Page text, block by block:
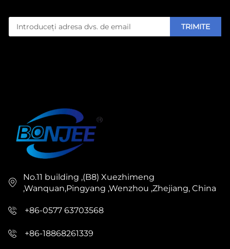
TRIMITE
No.11 building ,(B8) Xuezhimeng
,Wanquan,Pingyang ,Wenzhou ,Zhejiang, China
+86-0577 63703568
+86-18868261339